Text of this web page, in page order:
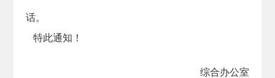
话。
特此通知！
综合办公室